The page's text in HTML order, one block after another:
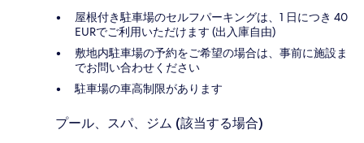
屋根付き駐車場のセルフパーキングは、1 日につき 40
EURでご利用いただけます (出入庫自由)
敷地内駐車場の予約をご希望の場合は、事前に施設ま
でお問い合わせください
駐車場の車高制限があります
プール、スパ、ジム (該当する場合)